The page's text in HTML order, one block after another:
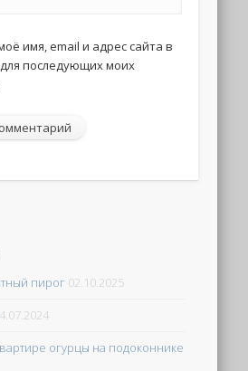
имя, email и адрес сайта в
последующих моих
пирог 02.10.2025
огурцы на подоконнике